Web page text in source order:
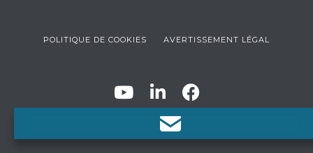
POLITIQUE DE COOKIES AVERTISSEMENT LÉGAL